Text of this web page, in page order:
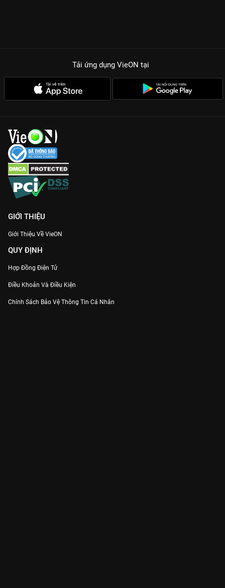
Tải ứng dụng VieON tại
GIỚI THIỆU
Giới Thiệu Về VieON
QUY ĐỊNH
Hợp Đồng Điện Tử
Điều Khoản Và Điều Kiện
Chính Sách Bảo Vệ Thông Tin Cá Nhân